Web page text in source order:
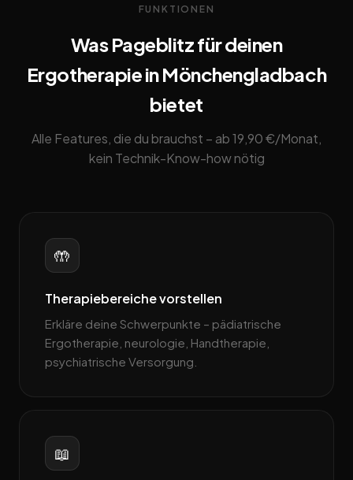
FUNKTIONEN
Was Pageblitz für deinen
Ergotherapie in Mönchengladbach
bietet
Alle Features, die du brauchst – ab 19,90 €/Monat,
kein Technik-Know-how nötig
🤲
Therapiebereiche vorstellen
Erkläre deine Schwerpunkte – pädiatrische
Ergotherapie, neurologie, Handtherapie,
psychiatrische Versorgung.
📖